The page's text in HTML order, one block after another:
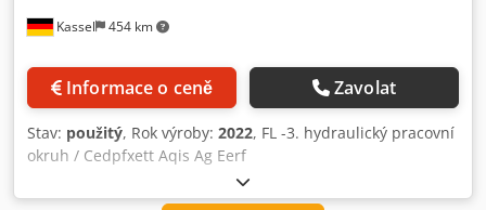
Kassel 454 km
Informace o ceně Zavolat
Stav: použitý, Rok výroby: 2022, FL -3. hydraulický pracovní
okruh / Cedpfxett Aqis Ag Eerf